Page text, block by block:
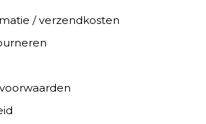
/ verzendkosten